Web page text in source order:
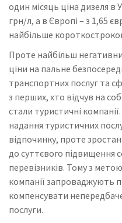
один місяць ціна дизеля в
грн/л, а в Європі – з 1,65
найбільше
Проте найбільш
ціни на пальне
транспортних послуг та
з перших, хто відчув на
стали туристичні
надання туристичних
відпочинку, проте
до суттєвого підвищення
перевізників. Тому з
компанії запроваджують
компенсувати
послуги.